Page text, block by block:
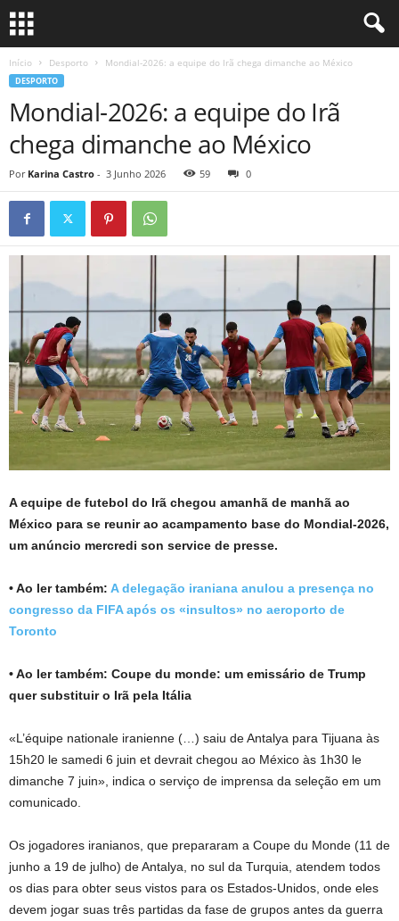
Início Desporto Mondial-2026: a equipe do Irã chega dimanche ao México
DESPORTO
Mondial-2026: a equipe do Irã
chega dimanche ao México
Por Karina Castro - 3 Junho 2026 59 0
A equipe de futebol do Irã chegou amanhã de manhã ao
México para se reunir ao acampamento base do Mondial-2026,
um anúncio mercredi son service de presse.
• Ao ler também: A delegação iraniana anulou a presença no
congresso da FIFA após os «insultos» no aeroporto de
Toronto
• Ao ler também: Coupe du monde: um emissário de Trump
quer substituir o Irã pela Itália
«L’équipe nationale iranienne (…) saiu de Antalya para Tijuana às
15h20 le samedi 6 juin et devrait chegou ao México às 1h30 le
dimanche 7 juin», indica o serviço de imprensa da seleção em um
comunicado.
Os jogadores iranianos, que prepararam a Coupe du Monde (11 de
junho a 19 de julho) de Antalya, no sul da Turquia, atendem todos
os dias para obter seus vistos para os Estados-Unidos, onde eles
devem jogar suas três partidas da fase de grupos antes da guerra